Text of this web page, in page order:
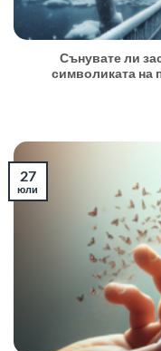
Сънувате ли
символиката на
27
юли